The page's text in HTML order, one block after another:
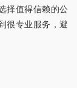
择值得信赖的公
很专业服务，避